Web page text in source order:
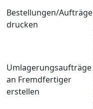
Bestellungen/Aufträge
drucken
Umlagerungsaufträge
an Fremdfertiger
erstellen